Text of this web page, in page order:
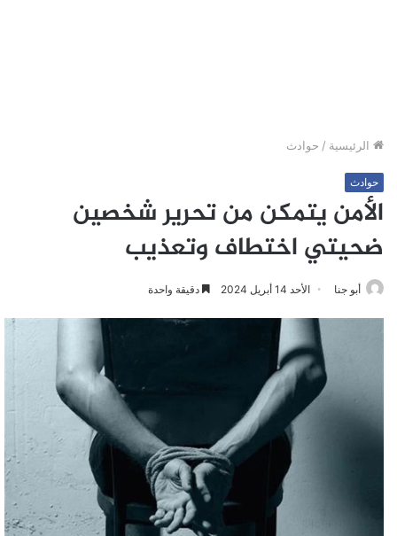
الرئيسية / حوادث
حوادث
الأمن يتمكن من تحرير شخصين
ضحيتي اختطاف وتعذيب
أبو جنا الأحد 14 أبريل 2024 دقيقة واحدة